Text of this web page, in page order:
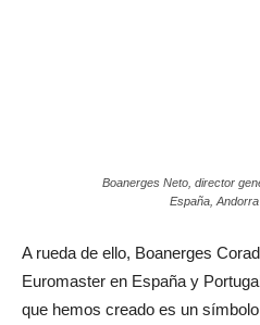
Boanerges Neto, director
España,
A rueda de ello, Boanerges
Euromaster en España y
que hemos creado es un